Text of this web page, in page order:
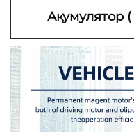
Акумулятор (